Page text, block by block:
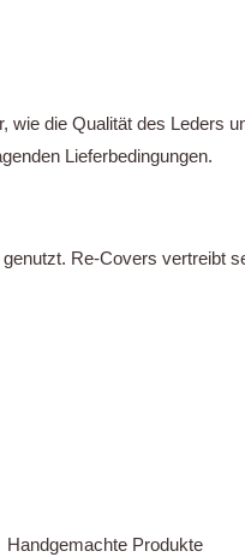
wie die Qualität des Leders
Lieferbedingungen.
Re-Covers vertreibt
Handgemachte Produkte